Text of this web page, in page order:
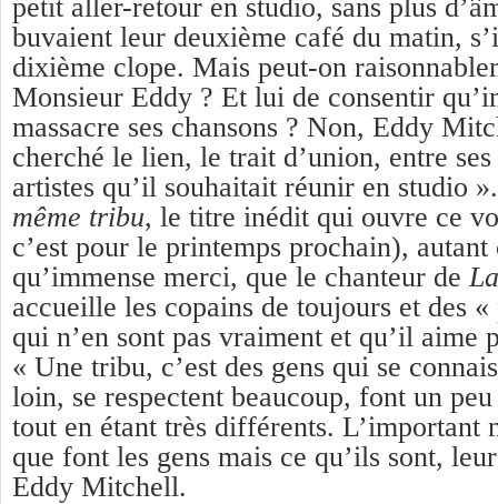
petit aller-retour en studio, sans plus
buvaient leur deuxième café du matin,
dixième clope. Mais peut-on
Monsieur Eddy ? Et lui de consentir
massacre ses chansons ? Non, Eddy
cherché le lien, le trait d’union, entre ses
artistes qu’il souhaitait réunir en studio
même tribu, le titre inédit qui ouvre ce
c’est pour le printemps prochain),
qu’immense merci, que le chanteur de
accueille les copains de toujours et des
qui n’en sont pas vraiment et qu’il aime
« Une tribu, c’est des gens qui se
loin, se respectent beaucoup, font un
tout en étant très différents. L’important
que font les gens mais ce qu’ils sont,
Eddy Mitchell.